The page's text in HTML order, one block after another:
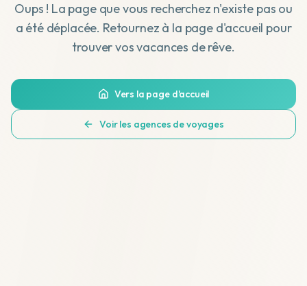
Oups ! La page que vous recherchez n'existe pas ou
a été déplacée. Retournez à la page d'accueil pour
trouver vos vacances de rêve.
Vers la page d'accueil
Voir les agences de voyages